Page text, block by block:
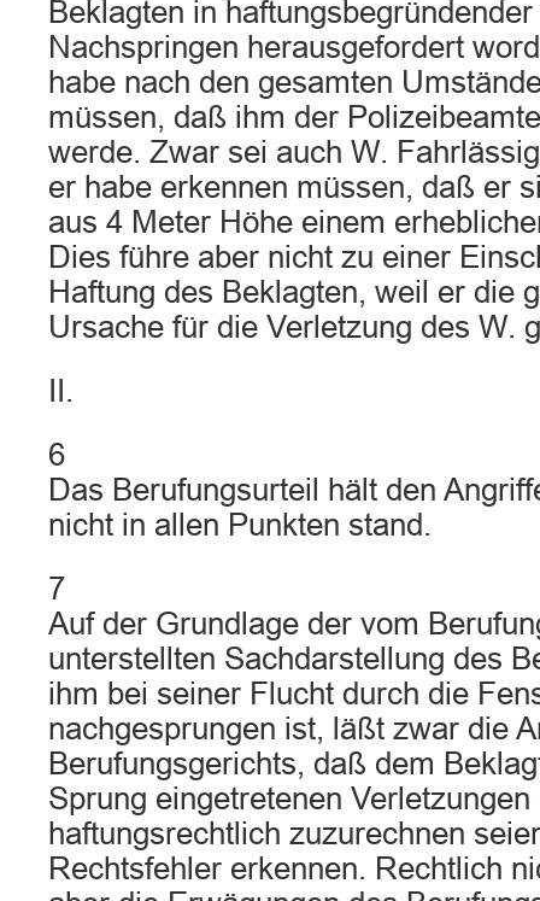
Beklagten in
Nachspringen herausgefordert
habe nach den gesamten
müssen, daß ihm der
werde. Zwar sei auch W.
er habe erkennen müssen, daß er
aus 4 Meter Höhe einem
Dies führe aber nicht zu einer
Haftung des Beklagten, weil er die
Ursache für die Verletzung des W.
II.
6
Das Berufungsurteil hält den
nicht in allen Punkten stand.
7
Auf der Grundlage der vom
unterstellten Sachdarstellung des
ihm bei seiner Flucht durch die
nachgesprungen ist, läßt zwar die
Berufungsgerichts, daß dem
Sprung eingetretenen Verletzungen
haftungsrechtlich zuzurechnen
Rechtsfehler erkennen. Rechtlich